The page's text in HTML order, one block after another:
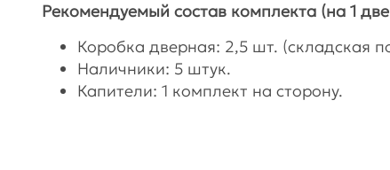
Рекомендуемый состав комплекта (на 1
Коробка дверная: 2,5 шт. (складская
Наличники: 5 штук.
Капители: 1 комплект на сторону.